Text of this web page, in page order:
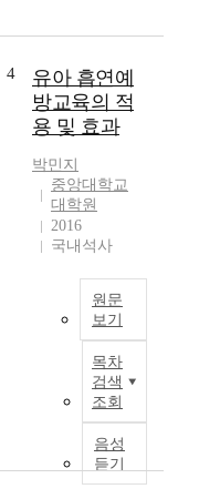
it교
4
유아 흡연예
방교육의 적
용 및 효과
박민지
중앙대학교
대학원
2016
국내석사
원문
보기
목차
검색
조회
음성
듣기